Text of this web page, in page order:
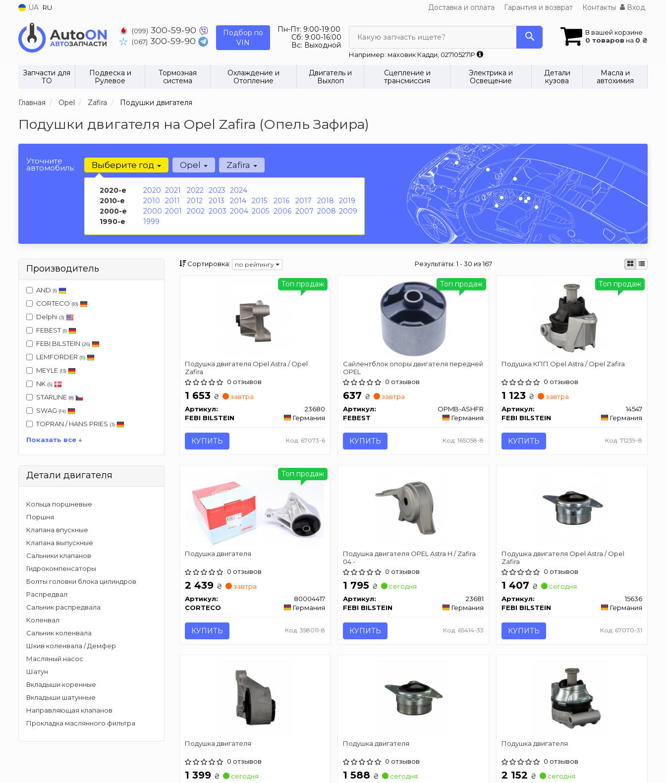
UA RU Доставка и оплата Гарантия и возврат Контакты Вход
(099) 300-59-90
(067) 300-59-90
Подбор по
VIN
Пн-Пт: 9:00-19:00
Сб: 9:00-16:00
Вс: Выходной
В вашей корзине
0 товаров на 0 ₴
Какую запчасть ищете?
Например: маховик Кадди, 027105271P
Запчасти для
ТО
Подвеска и
Рулевое
Тормозная
система
Охлаждение и
Отопление
Двигатель и
Выхлоп
Сцепление и
трансмиссия
Электрика и
Освещение
Детали
кузова
Масла и
автохимия
Главная Opel Zafira Подушки двигателя
Подушки двигателя на Opel Zafira (Опель Зафира)
Уточните
автомобиль: Выберите год
2020-е 2020 2021 2022 2023 2024
2010-е
2010 2011 2012 2013 2014 2015 2016 2017 2018
2019
2000-е
2000 2001 2002 2003 2004 2005 2006 2007 2008 2009
1990-е
1999
Opel Zafira
Производитель
AND (1)
CORTECO (10)
Delphi (3)
FEBEST (1)
FEBI BILSTEIN (26)
LEMFORDER (11)
MEYLE (13)
NK (5)
STARLINE (8)
SWAG (14)
TOPRAN / HANS PRIES (3)
Показать все ↓
Детали двигателя
Кольца поршневые
Поршня
Клапана впускные
Клапана выпускные
Сальники клапанов
Гидрокомпенсаторы
Болты головки блока цилиндров
Распредвал
Сальник распредвала
Коленвал
Сальник коленвала
Шкив коленвала / Демфер
Масляный насос
Шатун
Вкладыши коренные
Вкладыши шатунные
Направляющая клапанов
Прокладка маслянного фильтра
Сортировка: по рейтингу Результаты:1 - 30 из 167
Подушка двигателя Opel Astra / Opel
Zafira
0 отзывов
1 653 ₴
завтра
Артикул:
23680
FEBI BILSTEIN
Германия
КУПИТЬ Код: 67073-6
Топ продаж
Сайлентблок опоры двигателя передней
OPEL
0 отзывов
637 ₴
завтра
Артикул:
OPMB-ASHFR
FEBEST
Германия
КУПИТЬ Код: 165058-8
Топ продаж
Подушка КПП Opel Astra / Opel Zafira
0 отзывов
1 123 ₴
завтра
Артикул:
14547
FEBI BILSTEIN
Германия
КУПИТЬ Код: 71239-8
Топ продаж
Подушка двигателя
0 отзывов
2 439 ₴
завтра
Артикул:
80004417
CORTECO
Германия
КУПИТЬ Код: 358011-8
Топ продаж
Подушка двигателя OPEL Astra H / Zafira
04 -
0 отзывов
1 795 ₴
сегодня
Артикул:
23681
FEBI BILSTEIN
Германия
КУПИТЬ Код: 65414-33
Подушка двигателя Opel Astra / Opel
Zafira
0 отзывов
1 407 ₴
сегодня
Артикул:
15636
FEBI BILSTEIN
Германия
КУПИТЬ Код: 67070-31
Подушкa двигателя
0 отзывов
1 399 ₴
сегодня
Подушкa двигателя
0 отзывов
1 588 ₴
сегодня
Подушкa двигателя
0 отзывов
2 152 ₴
сегодня